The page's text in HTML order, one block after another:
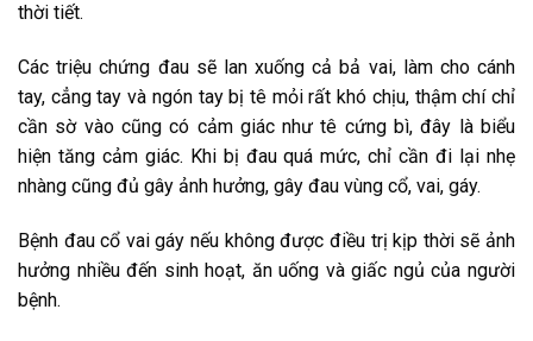
thời tiết.
Các triệu chứng đau sẽ lan xuống cả bả vai, làm cho cánh
tay, cẳng tay và ngón tay bị tê mỏi rất khó chịu, thậm chí chỉ
cần sờ vào cũng có cảm giác như tê cứng bì, đây là biểu
hiện tăng cảm giác. Khi bị đau quá mức, chỉ cần đi lại nhẹ
nhàng cũng đủ gây ảnh hưởng, gây đau vùng cổ, vai, gáy.
Bệnh đau cổ vai gáy nếu không được điều trị kịp thời sẽ ảnh
hưởng nhiều đến sinh hoạt, ăn uống và giấc ngủ của người
bệnh.